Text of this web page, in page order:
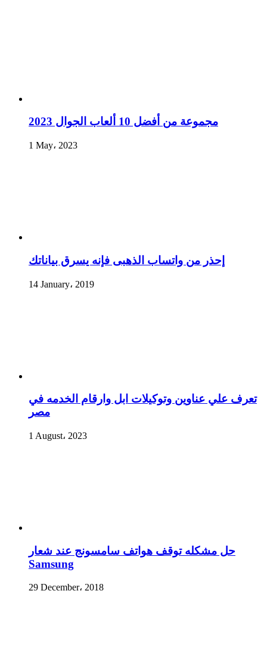
مجموعة من أفضل 10 ألعاب الجوال 2023
1 May، 2023
إحذر من واتساب الذهبى فإنه يسرق بياناتك
14 January، 2019
تعرف علي عناوين وتوكيلات ابل وارقام الخدمه في
مصر
1 August، 2023
حل مشكله توقف هواتف سامسونج عند شعار
Samsung
29 December، 2018